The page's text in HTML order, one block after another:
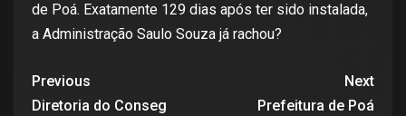
de Poá. Exatamente 129 dias após ter sido instalada,
a Administração Saulo Souza já rachou?
Previous
Diretoria do Conseg
Next
Prefeitura de Poá